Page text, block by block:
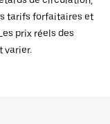
tarifs forfaitaires et
prix réels des
varier.